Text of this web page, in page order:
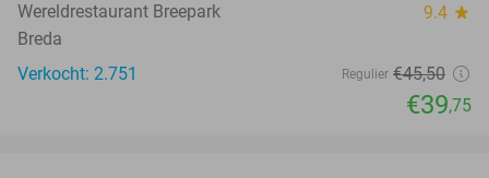
Wereldrestaurant Breepark 9.4 star
Breda
Verkocht: 2.751
Regulier €45,50
€39,75